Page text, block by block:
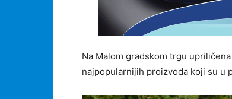
Na Malom gradskom trgu
najpopularnijih proizvoda koji su u